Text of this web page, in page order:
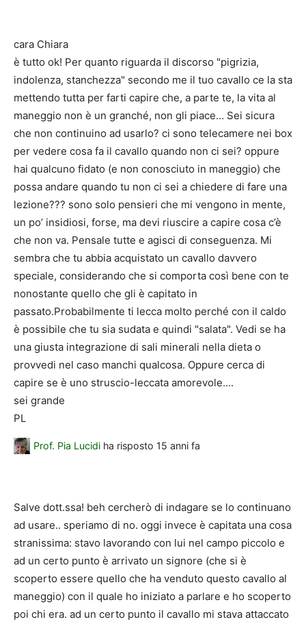
cara Chiara
è tutto ok! Per quanto riguarda il discorso "pigrizia,
indolenza, stanchezza" secondo me il tuo cavallo ce la sta
mettendo tutta per farti capire che, a parte te, la vita al
maneggio non è un granché, non gli piace… Sei sicura
che non continuino ad usarlo? ci sono telecamere nei box
per vedere cosa fa il cavallo quando non ci sei? oppure
hai qualcuno fidato (e non conosciuto in maneggio) che
possa andare quando tu non ci sei a chiedere di fare una
lezione??? sono solo pensieri che mi vengono in mente,
un po’ insidiosi, forse, ma devi riuscire a capire cosa c’è
che non va. Pensale tutte e agisci di conseguenza. Mi
sembra che tu abbia acquistato un cavallo davvero
speciale, considerando che si comporta così bene con te
nonostante quello che gli è capitato in
passato.Probabilmente ti lecca molto perché con il caldo
è possibile che tu sia sudata e quindi "salata". Vedi se ha
una giusta integrazione di sali minerali nella dieta o
provvedi nel caso manchi qualcosa. Oppure cerca di
capire se è uno struscio-leccata amorevole….
sei grande
PL
Prof. Pia Lucidi ha risposto 15 anni fa
Salve dott.ssa! beh cercherò di indagare se lo continuano
ad usare.. speriamo di no. oggi invece è capitata una cosa
stranissima: stavo lavorando con lui nel campo piccolo e
ad un certo punto è arrivato un signore (che si è
scoperto essere quello che ha venduto questo cavallo al
maneggio) con il quale ho iniziato a parlare e ho scoperto
poi chi era. ad un certo punto il cavallo mi stava attaccato